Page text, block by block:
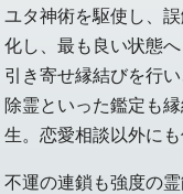
ユタ神術を駆使し、
化し、最も良い状態
引き寄せ縁結びを行
除霊といった鑑定も
生。恋愛相談以外に
不運の連鎖も強度の